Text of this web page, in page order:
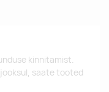
kinnitamist.
saate tooted